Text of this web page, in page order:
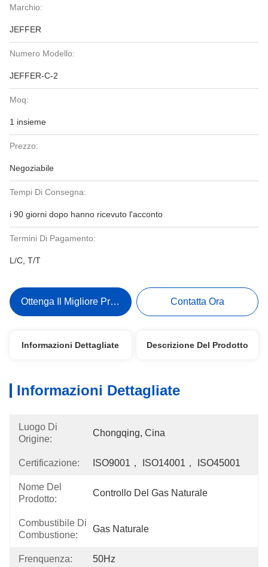
Marchio:
JEFFER
Numero Modello:
JEFFER-C-2
Moq:
1 insieme
Prezzo:
Negoziabile
Tempi Di Consegna:
i 90 giorni dopo hanno ricevuto l'acconto
Termini Di Pagamento:
L/C, T/T
Ottenga Il Migliore Prezzo Contatta Ora
Informazioni Dettagliate Descrizione Del Prodotto
Informazioni Dettagliate
Luogo Di
Origine:
Chongqing, Cina
Certificazione: ISO9001， ISO14001， ISO45001
Nome Del
Prodotto:
Controllo Del Gas Naturale
Combustibile Di
Combustione:
Gas Naturale
Frenquenza: 50Hz